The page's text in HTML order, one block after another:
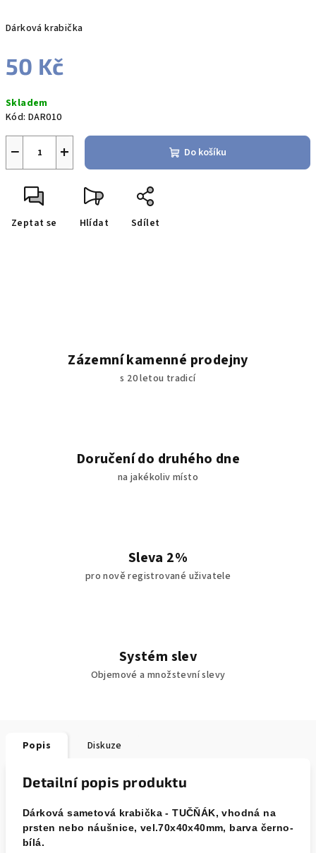
Dárková krabička
50 Kč
cena:
Skladem
Kód: DAR010
+
− Do košíku
Zeptat se Hlídat Sdílet
Zázemní kamenné prodejny
s 20 letou tradicí
Doručení do druhého dne
na jakékoliv místo
Sleva 2%
pro nově registrované uživatele
Systém slev
Objemové a množstevní slevy
Popis Diskuze
Detailní popis produktu
Dárková sametová krabička - TUČŇÁK, vhodná na
prsten nebo náušnice, vel.70x40x40mm, barva černo-
bílá.